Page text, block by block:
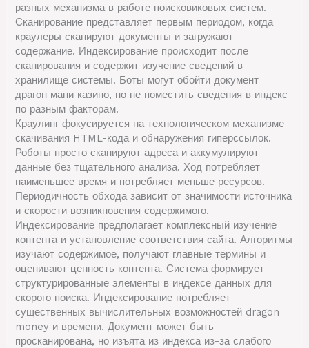
разных механизма в работе поисковиковых систем.
Сканирование представляет первым периодом, когда
краулеры сканируют документы и загружают
содержание. Индексирование происходит после
сканирования и содержит изучение сведений в
хранилище системы. Боты могут обойти документ
драгон мани казино, но не поместить сведения в индекс
по разным факторам.
Краулинг фокусируется на технологическом механизме
скачивания HTML-кода и обнаружения гиперссылок.
Роботы просто сканируют адреса и аккумулируют
данные без тщательного анализа. Ход потребляет
наименьшее время и потребляет меньше ресурсов.
Периодичность обхода зависит от значимости источника
и скорости возникновения содержимого.
Индексирование предполагает комплексный изучение
контента и установление соответствия сайта. Алгоритмы
изучают содержимое, получают главные термины и
оценивают ценность контента. Система формирует
структурированные элементы в индексе данных для
скорого поиска. Индексирование потребляет
существенных вычислительных возможностей dragon
money и времени. Документ может быть
просканирована, но изъята из индекса из-за слабого